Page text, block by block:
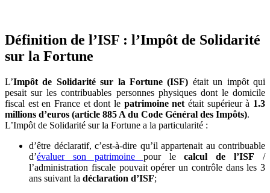
Définition de l’ISF : l’Impôt de Solidarité
sur la Fortune
L’Impôt de Solidarité sur la Fortune (ISF) était un impôt qui
pesait sur les contribuables personnes physiques dont le domicile
fiscal est en France et dont le patrimoine net était supérieur à 1.3
millions d’euros (article 885 A du Code Général des Impôts).
L’Impôt de Solidarité sur la Fortune a la particularité :
d’être déclaratif, c’est-à-dire qu’il appartenait au contribuable
d’évaluer son patrimoine pour lecalcul de l’ISF /
l’administration fiscale pouvait opérer un contrôle dans les 3
ans suivant la déclaration d’ISF;